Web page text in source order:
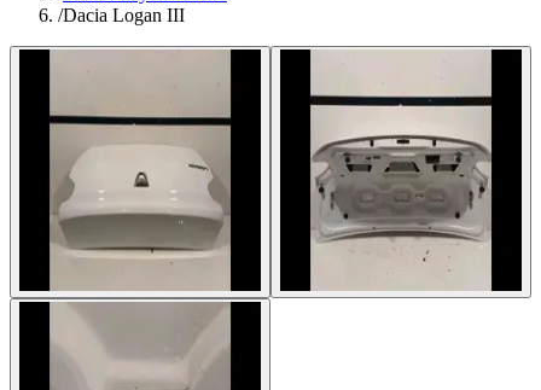
/Dacia Logan III